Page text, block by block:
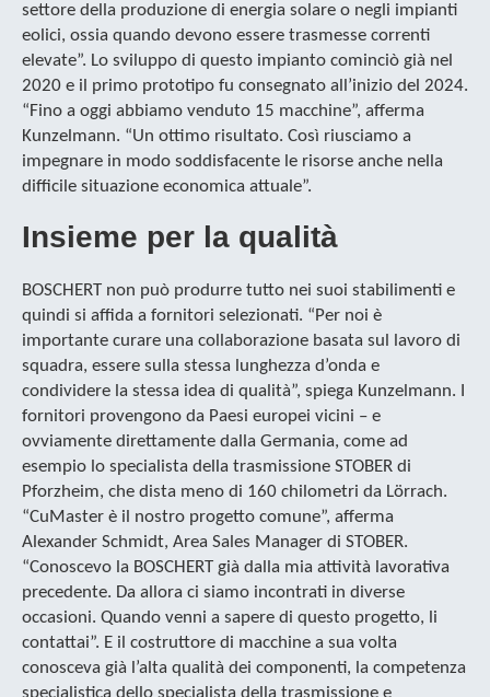
settore della produzione di energia solare o negli impianti
eolici, ossia quando devono essere trasmesse correnti
elevate”. Lo sviluppo di questo impianto cominciò già nel
2020 e il primo prototipo fu consegnato all’inizio del 2024.
“Fino a oggi abbiamo venduto 15 macchine”, afferma
Kunzelmann. “Un ottimo risultato. Così riusciamo a
impegnare in modo soddisfacente le risorse anche nella
difficile situazione economica attuale”.
Insieme per la qualità
BOSCHERT non può produrre tutto nei suoi stabilimenti e
quindi si affida a fornitori selezionati. “Per noi è
importante curare una collaborazione basata sul lavoro di
squadra, essere sulla stessa lunghezza d’onda e
condividere la stessa idea di qualità”, spiega Kunzelmann. I
fornitori provengono da Paesi europei vicini – e
ovviamente direttamente dalla Germania, come ad
esempio lo specialista della trasmissione STOBER di
Pforzheim, che dista meno di 160 chilometri da Lörrach.
“CuMaster è il nostro progetto comune”, afferma
Alexander Schmidt, Area Sales Manager di STOBER.
“Conoscevo la BOSCHERT già dalla mia attività lavorativa
precedente. Da allora ci siamo incontrati in diverse
occasioni. Quando venni a sapere di questo progetto, li
contattai”. E il costruttore di macchine a sua volta
conosceva già l’alta qualità dei componenti, la competenza
specialistica dello specialista della trasmissione e